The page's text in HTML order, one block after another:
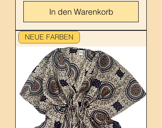
In den Warenkorb
NEUE FARBEN